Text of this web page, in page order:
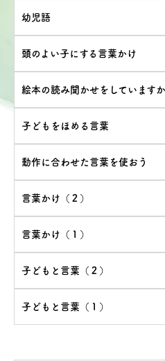
幼児語
頭のよい子にする言葉かけ
絵本の読み聞かせをしています
子どもをほめる言葉
動作に合わせた言葉を使おう
言葉かけ（２）
言葉かけ（１）
子どもと言葉（２）
子どもと言葉（１）